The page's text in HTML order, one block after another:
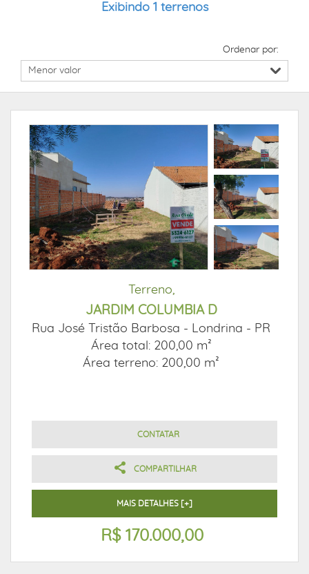
Exibindo 1 terrenos
Ordenar por:
Terreno,
JARDIM COLUMBIA D
Rua José Tristão Barbosa - Londrina - PR
Área total: 200,00 m²
Área terreno: 200,00 m²
CONTATAR
COMPARTILHAR
MAIS DETALHES [+]
R$ 170.000,00